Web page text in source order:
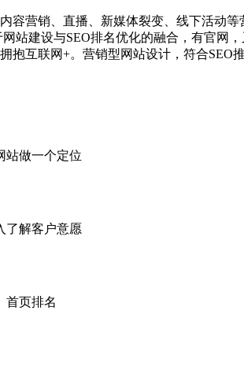
容营销、直播、新媒体裂变、线下活动
站建设与SEO排名优化的融合，有官网
抱互联网+。营销型网站设计，符合SEO
站做一个定位
了解客户意愿
首页排名